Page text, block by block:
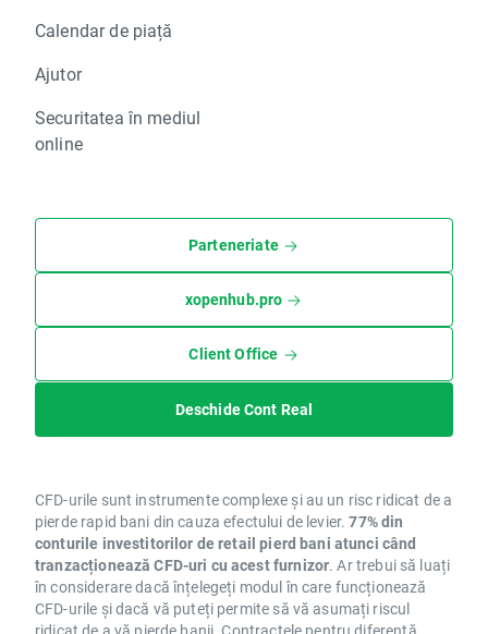
Calendar de piață
Ajutor
Securitatea în mediul
online
Parteneriate
xopenhub.pro
Client Office
Deschide Cont Real
CFD-urile sunt instrumente complexe și au un risc ridicat de a
pierde rapid bani din cauza efectului de levier.77% din
conturile investitorilor de retail pierd bani atunci când
tranzacționează CFD-uri cu acest furnizor. Ar trebui să luați
în considerare dacă înțelegeți modul în care funcționează
CFD-urile și dacă vă puteți permite să vă asumați riscul